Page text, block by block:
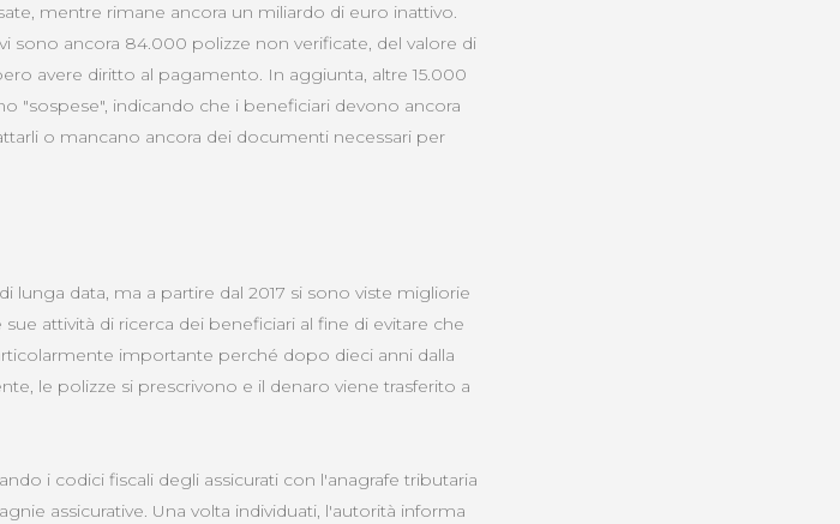
mentre rimane ancora un miliardo di euro inattivo.
sono ancora 84.000 polizze non verificate, del valore di
avere diritto al pagamento. In aggiunta, altre 15.000
"sospese", indicando che i beneficiari devono ancora
o mancano ancora dei documenti necessari per
data, ma a partire dal 2017 si sono viste migliorie
attività di ricerca dei beneficiari al fine di evitare che
importante perché dopo dieci anni dalla
le polizze si prescrivono e il denaro viene trasferito a
i codici fiscali degli assicurati con l'anagrafe tributaria
assicurative. Una volta individuati, l'autorità informa